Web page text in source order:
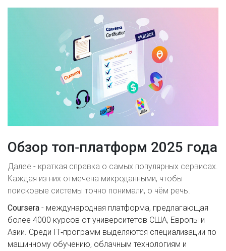
Обзор топ‑платформ 2025 года
Далее - краткая справка о самых популярных сервисах.
Каждая из них отмечена микроданными, чтобы
поисковые системы точно понимали, о чём речь.
Coursera - международная платформа, предлагающая
более 4000 курсов от университетов США, Европы и
Азии. Среди IT‑программ выделяются специализации по
машинному обучению, облачным технологиям и